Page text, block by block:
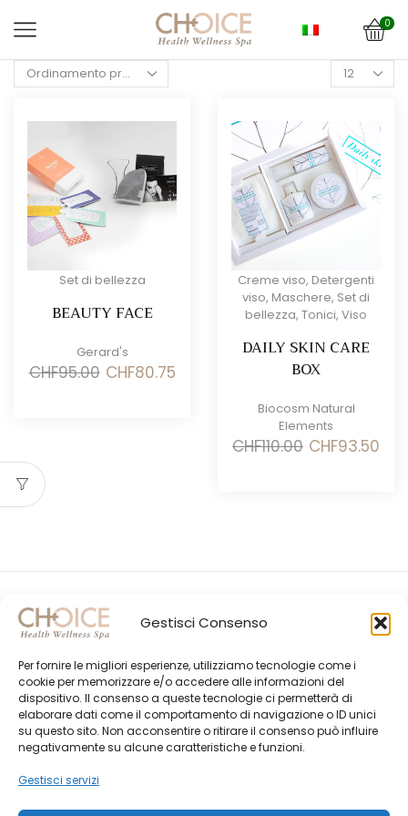
Gestisci Consenso
Per fornire le migliori esperienze, utilizziamo tecnologie come i
cookie per memorizzare e/o accedere alle informazioni del
dispositivo. Il consenso a queste tecnologie ci permetterà di
elaborare dati come il comportamento di navigazione o ID unici
su questo sito. Non acconsentire o ritirare il consenso può influire
negativamente su alcune caratteristiche e funzioni.
Gestisci servizi
0
Products
per
Set di bellezza
BEAUTY FACE
Gerard's
CHF95.00 IlCHF80.75Il
Creme viso, Detergenti
viso, Maschere, Set di
bellezza, Tonici, Viso
DAILY SKIN CARE
BOX
Biocosm Natural
Elements
CHF110.00 IlCHF93.50
Gli Ultimi Post
Choice Shop Newsletter